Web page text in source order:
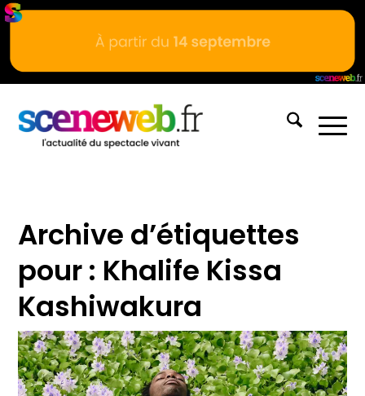
Archive d’étiquettes
pour : Khalife Kissa
Kashiwakura